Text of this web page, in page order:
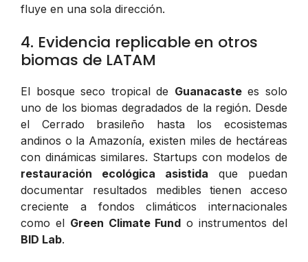
fluye en una sola dirección.
4. Evidencia replicable en otros
biomas de LATAM
El bosque seco tropical de Guanacastees solo
uno de los biomas degradados de la región. Desde
el Cerrado brasileño hasta los ecosistemas
andinos o la Amazonía, existen miles de hectáreas
con dinámicas similares. Startups con modelos de
restauración ecológica asistida que puedan
documentar resultados medibles tienen acceso
creciente a fondos climáticos internacionales
como el Green Climate Fund o instrumentos del
BID Lab.